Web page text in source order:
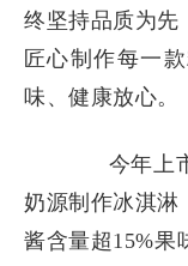
终坚持品质为先
匠心制作每一
味、健康放心。
今年上
奶源制作冰淇淋
酱含量超15%果